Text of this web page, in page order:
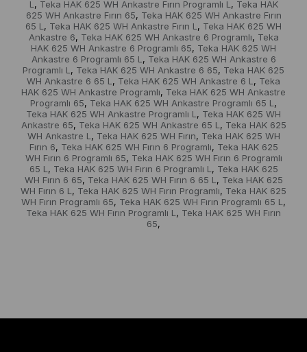
L, Teka HAK 625 WH Ankastre Fırın Programlı L, Teka HAK
625 WH Ankastre Fırın 65, Teka HAK 625 WH Ankastre Fırın
65 L, Teka HAK 625 WH Ankastre Fırın L, Teka HAK 625 WH
Ankastre 6, Teka HAK 625 WH Ankastre 6 Programlı, Teka
HAK 625 WH Ankastre 6 Programlı 65, Teka HAK 625 WH
Ankastre 6 Programlı 65 L, Teka HAK 625 WH Ankastre 6
Programlı L, Teka HAK 625 WH Ankastre 6 65, Teka HAK 625
WH Ankastre 6 65 L, Teka HAK 625 WH Ankastre 6 L, Teka
HAK 625 WH Ankastre Programlı, Teka HAK 625 WH Ankastre
Programlı 65, Teka HAK 625 WH Ankastre Programlı 65 L,
Teka HAK 625 WH Ankastre Programlı L, Teka HAK 625 WH
Ankastre 65, Teka HAK 625 WH Ankastre 65 L, Teka HAK 625
WH Ankastre L, Teka HAK 625 WH Fırın, Teka HAK 625 WH
Fırın 6, Teka HAK 625 WH Fırın 6 Programlı, Teka HAK 625
WH Fırın 6 Programlı 65, Teka HAK 625 WH Fırın 6 Programlı
65 L, Teka HAK 625 WH Fırın 6 Programlı L, Teka HAK 625
WH Fırın 6 65, Teka HAK 625 WH Fırın 6 65 L, Teka HAK 625
WH Fırın 6 L, Teka HAK 625 WH Fırın Programlı, Teka HAK 625
WH Fırın Programlı 65, Teka HAK 625 WH Fırın Programlı 65 L,
Teka HAK 625 WH Fırın Programlı L, Teka HAK 625 WH Fırın
65,